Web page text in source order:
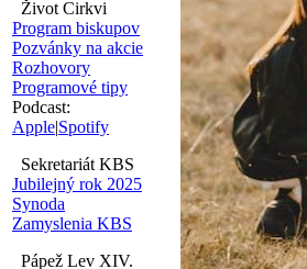
Život Cirkvi
Program biskupov
Pozvánky na akcie
Rozhovory
Programové tipy
Podcast:
Apple|Spotify
Sekretariát KBS
Jubilejný rok 2025
Synoda
Zamyslenia KBS
Pápež Lev XIV.